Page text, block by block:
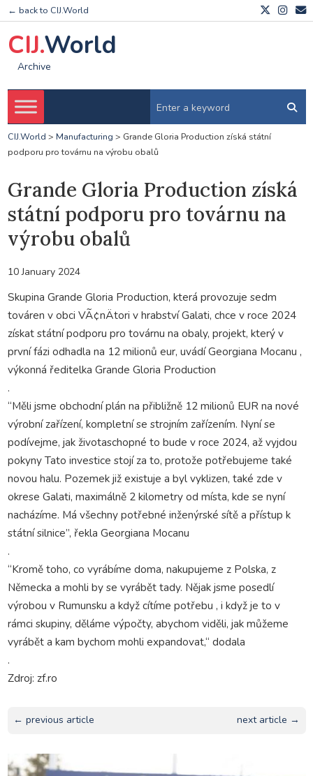
← back to CIJ.World
CIJ.World
Archive
CIJ.World > Manufacturing > Grande Gloria Production získá státní
podporu pro továrnu na výrobu obalů
Grande Gloria Production získá
státní podporu pro továrnu na
výrobu obalů
10 January 2024
Skupina Grande Gloria Production, která provozuje sedm
továren v obci VÃ¢nÄtori v hrabství Galati, chce v roce 2024
získat státní podporu pro továrnu na obaly, projekt, který v
první fázi odhadla na 12 milionů eur, uvádí Georgiana Mocanu ,
výkonná ředitelka Grande Gloria Production
.
“Měli jsme obchodní plán na přibližně 12 milionů EUR na nové
výrobní zařízení, kompletní se strojním zařízením. Nyní se
podívejme, jak životaschopné to bude v roce 2024, až vyjdou
pokyny Tato investice stojí za to, protože potřebujeme také
novou halu. Pozemek již existuje a byl vyklizen, také zde v
okrese Galati, maximálně 2 kilometry od místa, kde se nyní
nacházíme. Má všechny potřebné inženýrské sítě a přístup k
státní silnice”, řekla Georgiana Mocanu
.
“Kromě toho, co vyrábíme doma, nakupujeme z Polska, z
Německa a mohli by se vyrábět tady. Nějak jsme posedlí
výrobou v Rumunsku a když cítíme potřebu , i když je to v
rámci skupiny, děláme výpočty, abychom viděli, jak můžeme
vyrábět a kam bychom mohli expandovat,“ dodala
.
Zdroj: zf.ro
← previous article next article →